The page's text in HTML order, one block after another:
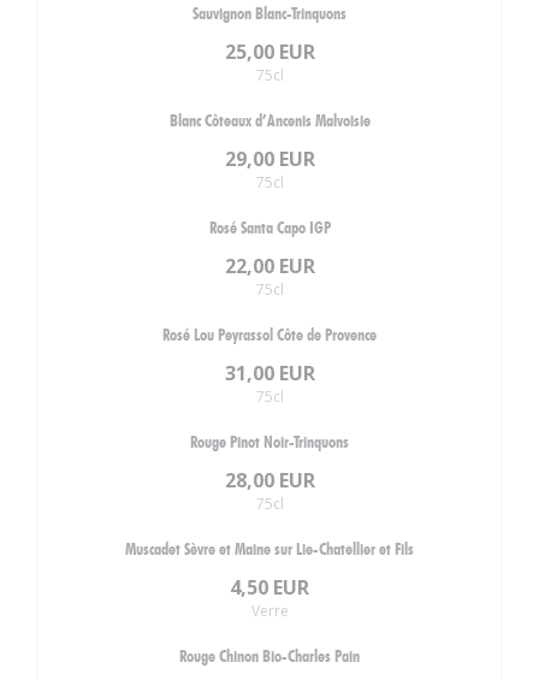
Sauvignon Blanc-Trinquons
25,00 EUR
75cl
Blanc Côteaux d’Ancenis Malvoisie
29,00 EUR
75cl
Rosé Santa Capo IGP
22,00 EUR
75cl
Rosé Lou Peyrassol Côte de Provence
31,00 EUR
75cl
Rouge Pinot Noir-Trinquons
28,00 EUR
75cl
Muscadet Sèvre et Maine sur Lie-Chatellier et Fils
4,50 EUR
Verre
Rouge Chinon Bio-Charles Pain